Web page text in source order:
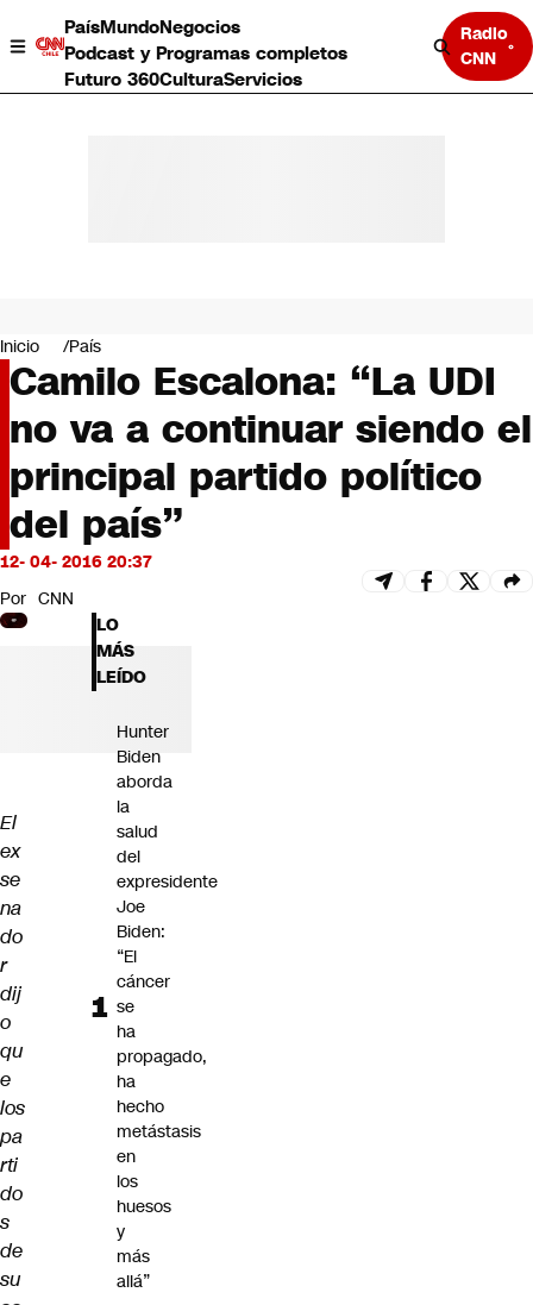
PaísMundoNegocios
Podcast y Programas completos
Futuro 360CulturaServicios
Radio
CNN
Negocios
Deportes
Programas completos
Cultura
Servicios
Bits
CNN tiempo
Futuro 360
Inicio País
Camilo Escalona: “La UDI
no va a continuar siendo el
principal partido político
del país”
12- 04- 2016 20:37
Por CNN
El
ex
se
na
do
r
dij
o
qu
e
los
pa
rti
do
s
de
su
LO
MÁS
LEÍDO
Hunter
Biden
aborda
la
salud
del
expresidente
Joe
Biden:
“El
cáncer
se
ha
propagado,
ha
hecho
metástasis
en
los
huesos
y
más
allá”